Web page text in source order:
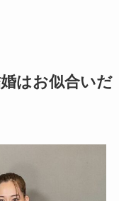
はお似合いだ